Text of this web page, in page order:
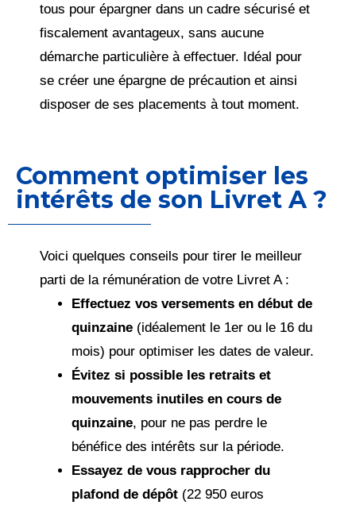
tous pour épargner dans un cadre sécurisé et
fiscalement avantageux, sans aucune
démarche particulière à effectuer. Idéal pour
se créer une épargne de précaution et ainsi
disposer de ses placements à tout moment.
Comment optimiser les
intérêts de son Livret A ?
Voici quelques conseils pour tirer le meilleur
parti de la rémunération de votre Livret A :
Effectuez vos versements en début de
quinzaine (idéalement le 1er ou le 16 du
mois) pour optimiser les dates de valeur.
Évitez si possible les retraits et
mouvements inutiles en cours de
quinzaine, pour ne pas perdre le
bénéfice des intérêts sur la période.
Essayez de vous rapprocher du
plafond de dépôt (22 950 euros